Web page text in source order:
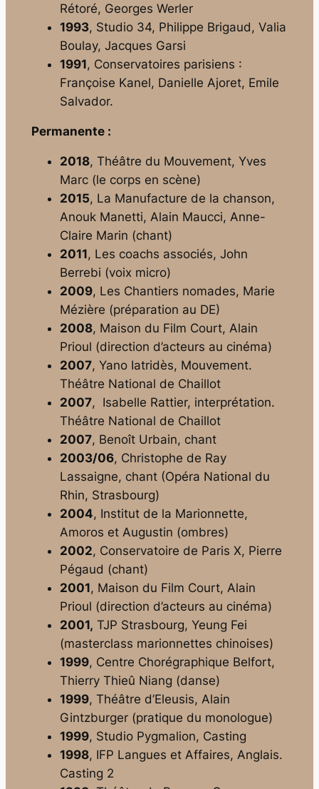
Rétoré, Georges Werler
1993, Studio 34, Philippe Brigaud, Valia
Boulay, Jacques Garsi
1991, Conservatoires parisiens :
Françoise Kanel, Danielle Ajoret, Emile
Salvador.
Permanente :
2018, Théâtre du Mouvement, Yves
Marc (le corps en scène)
2015, La Manufacture de la chanson,
Anouk Manetti, Alain Maucci, Anne-
Claire Marin (chant)
2011, Les coachs associés, John
Berrebi (voix micro)
2009, Les Chantiers nomades, Marie
Mézière (préparation au DE)
2008, Maison du Film Court, Alain
Prioul (direction d’acteurs au cinéma)
2007, Yano Iatridès, Mouvement.
Théâtre National de Chaillot
2007, Isabelle Rattier, interprétation.
Théâtre National de Chaillot
2007, Benoît Urbain, chant
2003/06, Christophe de Ray
Lassaigne, chant (Opéra National du
Rhin, Strasbourg)
2004, Institut de la Marionnette,
Amoros et Augustin (ombres)
2002, Conservatoire de Paris X, Pierre
Pégaud (chant)
2001, Maison du Film Court, Alain
Prioul (direction d’acteurs au cinéma)
2001, TJP Strasbourg, Yeung Fei
(masterclass marionnettes chinoises)
1999, Centre Chorégraphique Belfort,
Thierry Thieû Niang (danse)
1999, Théâtre d’Eleusis, Alain
Gintzburger (pratique du monologue)
1999, Studio Pygmalion, Casting
1998, IFP Langues et Affaires, Anglais.
Casting 2